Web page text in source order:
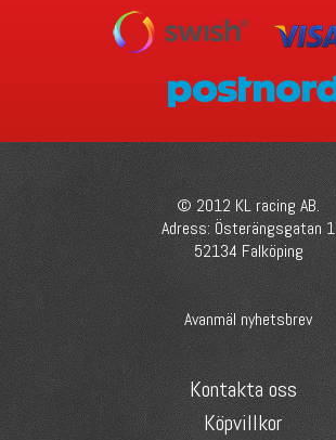
© 2012 KL racing AB.
Adress: Österängsgatan 1
52134 Falköping
Avanmäl nyhetsbrev
Kontakta oss
Köpvillkor